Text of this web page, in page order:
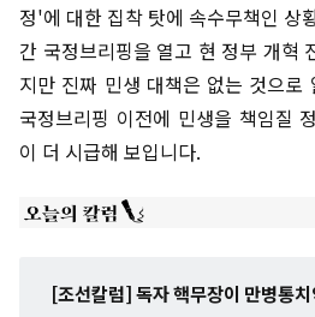
정'에 대한 집착 탓에 속수무책인 상
간 국정브리핑을 열고 현 정부 개혁
지만 진짜 민생 대책은 없는 것으로
국정브리핑 이전에 민생을 책임질
이 더 시급해 보입니다.
[조선칼럼] 독자 핵무장이 만병통